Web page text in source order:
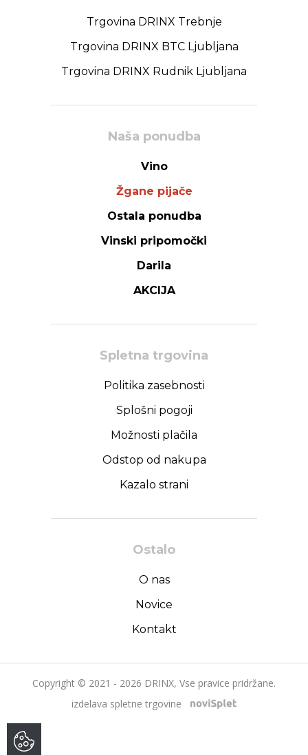
Trgovina DRINX Trebnje
Trgovina DRINX BTC Ljubljana
Trgovina DRINX Rudnik Ljubljana
Naša ponudba
Vino
Žgane pijače
Ostala ponudba
Vinski pripomočki
Darila
AKCIJA
Spletna trgovina
Politika zasebnosti
Splošni pogoji
Možnosti plačila
Odstop od nakupa
Kazalo strani
Ostalo
O nas
Novice
Kontakt
Copyright © 2021 - 2026 DRINX, Vse pravice pridržane.
izdelava spletne trgovine